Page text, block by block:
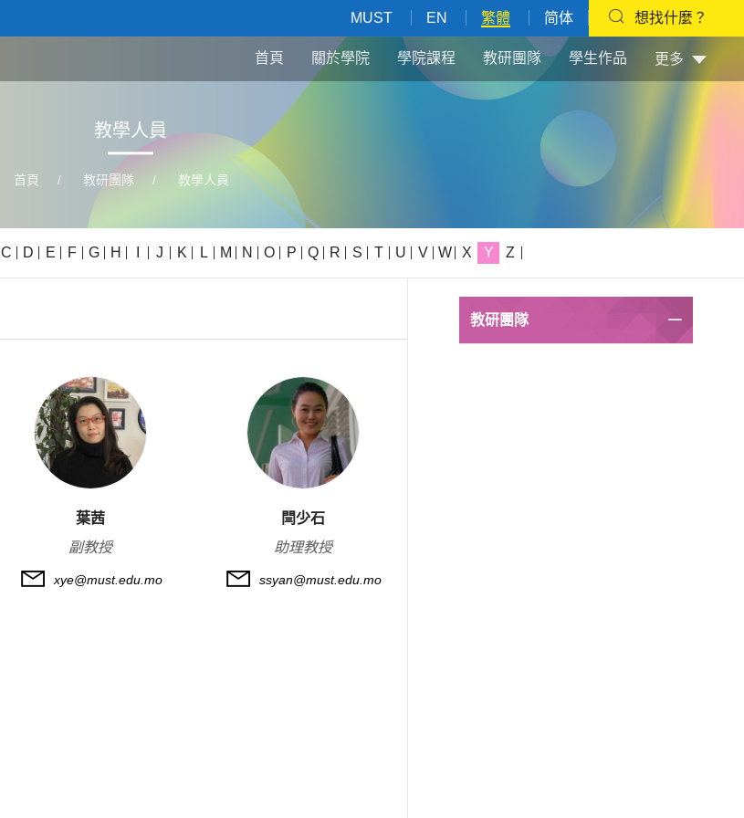
MUST EN 繁體 简体 想找什麼？
首頁 關於學院 學院課程 教研團隊 學生作品 更多
教學人員
首頁 / 教研團隊 / 教學人員
C D E F G H J K L M N O P Q R S T U V W X Y Z
葉茜
副教授
xye@must.edu.mo
閆少石
助理教授
ssyan@must.edu.mo
教研團隊